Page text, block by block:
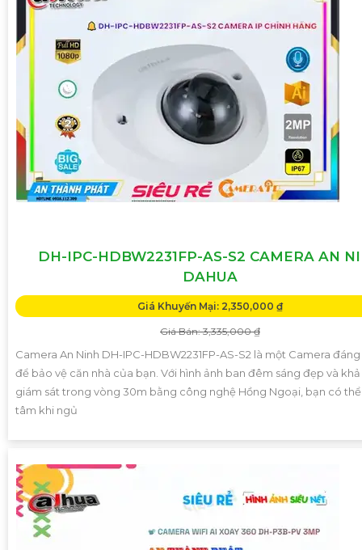
DH-IPC-HDBW2231FP-AS-S2 CAMERA AN
DAHUA
Giá Khuyến Mại: 2,350,000 ₫
Giá Bán: 3,335,000 ₫
Camera An Ninh DH-IPC-HDBW2231FP-AS-S2 là một Camera
để bảo vệ căn nhà của bạn. Với hình ảnh ban đêm sáng đẹp và
giám sát trong vòng 30m bằng công nghệ Hồng Ngoại, bạn có
tâm khi ngủ